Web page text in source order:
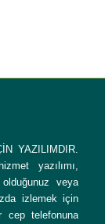
YAZILIMDIR.
yazılımı,
veya
izlemek için
cep telefonuna